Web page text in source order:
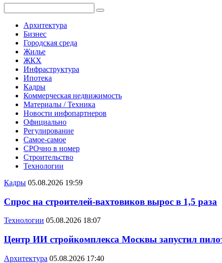
Архитектура
Бизнес
Городская среда
Жилье
ЖКХ
Инфраструктура
Ипотека
Кадры
Коммерческая недвижимость
Материалы / Техника
Новости инфопартнеров
Официально
Регулирование
Самое-самое
СРОчно в номер
Строительство
Технологии
Кадры 05.08.2026 19:59
Спрос на строителей-вахтовиков вырос в 1,5 раза
Технологии 05.08.2026 18:07
Центр ИИ стройкомплекса Москвы запустил
Архитектура 05.08.2026 17:40